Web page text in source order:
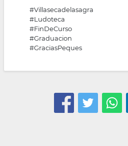
#Villasecadelasagra
#Ludoteca
#FinDeCurso
#Graduacion
#GraciasPeques